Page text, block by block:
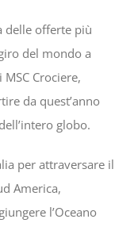
delle offerte più
del mondo a
Crociere,
da quest’anno
globo.
per attraversare il
America,
l’Oceano